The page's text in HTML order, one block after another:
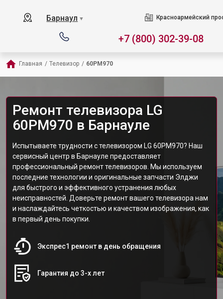
Барнаул ▼ Красноармейский
+7 (800) 302-39-08
Главная / Телевизор / 60PM970
Ремонт телевизора LG
60PM970 в Барнауле
Испытываете трудности с телевизором LG 60PM970? Наш
сервисный центр в Барнауле предоставляет
профессиональный ремонт телевизоров. Мы используем
последние технологии и оригинальные запчасти Элджи
для быстрого и эффективного устранения любых
неисправностей. Доверьте ремонт вашего телевизора нам
и наслаждайтесь четкостью и качеством изображения, как
в первый день покупки.
Экспрес1 ремонт в день обращения
Гарантия до 3-х лет